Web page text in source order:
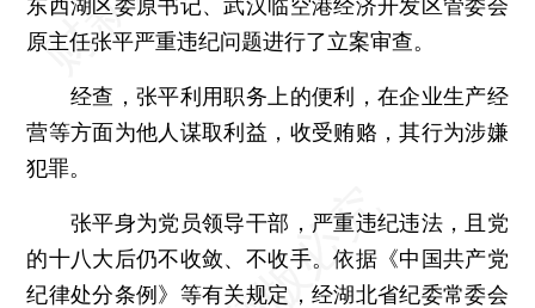
东西湖区委原书记、武汉临空港经济开发区管委会
原主任张平严重违纪问题进行了立案审查。
经查，张平利用职务上的便利，在企业生产经
营等方面为他人谋取利益，收受贿赂，其行为涉嫌
犯罪。
张平身为党员领导干部，严重违纪违法，且党
的十八大后仍不收敛、不收手。依据《中国共产党
纪律处分条例》等有关规定，经湖北省纪委常委会